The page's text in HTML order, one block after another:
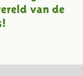
van de